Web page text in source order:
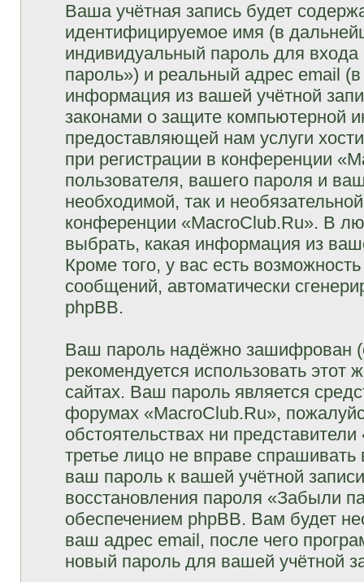
Ваша учётная запись будет
идентифицируемое имя (в
индивидуальный пароль для
пароль») и реальный адрес email
информация из вашей учётной
законами о защите компьютерной
предоставляющей нам услуги
при регистрации в конференции
пользователя, вашего пароля и
необходимой, так и
конференции «MacroClub.Ru». В
выбрать, какая информация из
Кроме того, у вас есть
сообщений, автоматически
phpBB.
Ваш пароль надёжно зашифрован
рекомендуется использовать этот
сайтах. Ваш пароль является
форумах «MacroClub.Ru»,
обстоятельствах ни
третье лицо не вправе
ваш пароль к вашей учётной
восстановления пароля «Забыли
обеспечением phpBB. Вам будет
ваш адрес email, после чего
новый пароль для вашей учётной